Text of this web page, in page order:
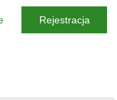
Rejestracja